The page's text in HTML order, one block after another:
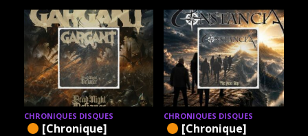
CHRONIQUES DISQUES
[Chronique]
CHRONIQUES DISQUES
[Chronique]